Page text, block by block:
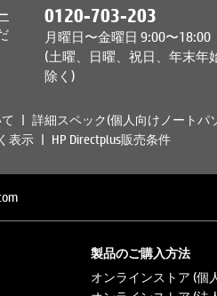
0120-703-203
月曜日〜金曜日 9:00〜18:00
(土曜、日曜、祝日、年末年
除く)
詳細スペック(個人向けノートパ
表示
HP Directplus販売条件
製品のご購入方法
オンラインストア (個